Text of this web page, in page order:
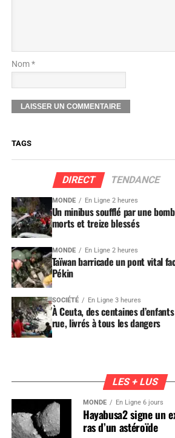
Nom *
TAGS
DIRECT TENDANCE
MONDE En Ligne 2 heures
Un minibus soufflé par une
morts et treize blessés
MONDE En Ligne 2 heures
Taïwan barricade un pont vital
Pékin
SOCIÉTÉ En Ligne 3 heures
À Ceuta, des centaines
rue, livrés à tous les dangers
LES + LUS
MONDE En Ligne 6 jours
Hayabusa2 signe un
ras d’un astéroïde